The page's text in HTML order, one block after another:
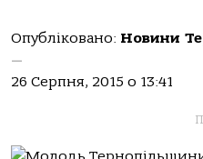
Опубліковано: Новини
—
26 Серпня, 2015 о 13:41